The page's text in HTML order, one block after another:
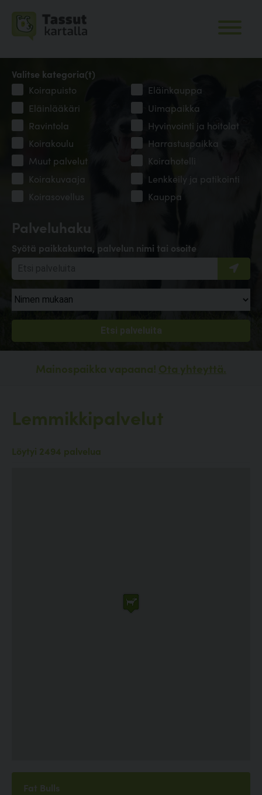
Palveluhaku
Syötä paikkakunta, palvelun nimi tai osoite
Valitse kategoria(t)
Koirapuisto
Eläinkauppa
Eläinlääkäri
Uimapaikka
Ravintola
Hyvinvointi ja hoitolat
Koirakoulu
Harrastuspaikka
Muut palvelut
Koirahotelli
Koirakuvaaja
Lenkkeily ja patikointi
Koirasovellus
Kauppa
Mainospaikka vapaana! Ota yhteyttä.
Lemmikkipalvelut
Löytyi 2494 palvelua
Fat Bulls